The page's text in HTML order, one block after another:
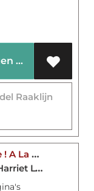
Voeg toe aan mijn Winkelwagen
Raaklijn
Bienvenue A Notre Table ! A La Rencontre Des Saveurs Du Monde !
Lynas